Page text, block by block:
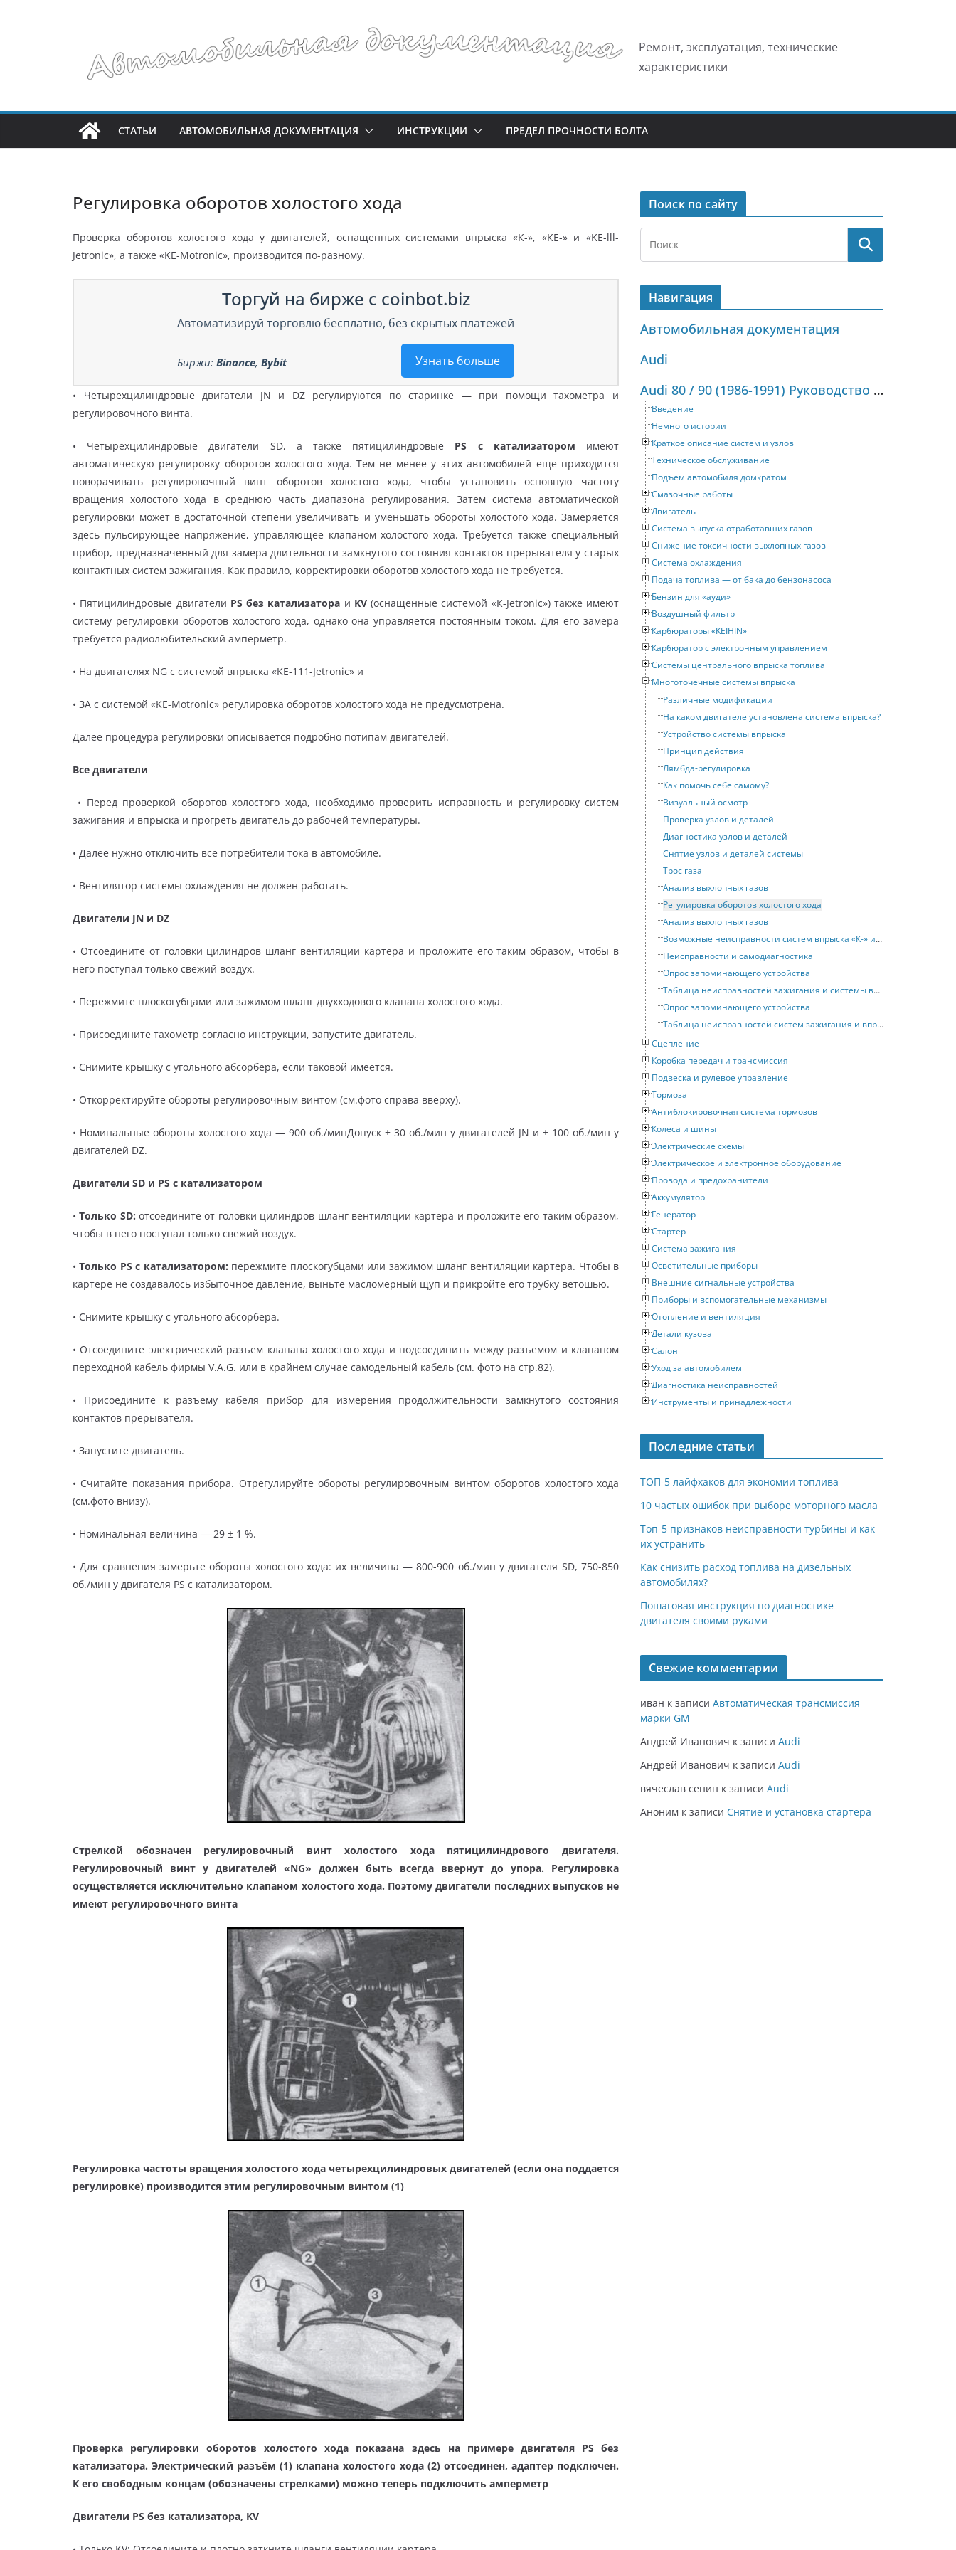
Ремонт, эксплуатация, технические
характеристики
СТАТЬИ АВТОМОБИЛЬНАЯ ДОКУМЕНТАЦИЯ ИНСТРУКЦИИ ПРЕДЕЛ ПРОЧНОСТИ БОЛТА
Регулировка оборотов холостого хода
Проверка оборотов холостого хода у двигателей, оснащенных системами впрыска «К-», «КЕ-» и «KE-lll-
Jetronic», a также «KE-Motronic», производится по-разному.
Торгуй на бирже с coinbot.biz
Автоматизируй торговлю бесплатно, без скрытых платежей
Узнать больше
Биржи: Binance, Bybit
• Четырехцилиндровые двигатели JN и DZ регулируются по старинке — при помощи тахометра и
регулировочного винта.
• Четырехцилиндровые двигатели SD, а также пятицилиндровые PS с катализатором имеют
автоматическую регулировку оборотов холостого хода. Тем не менее у этих автомобилей еще приходится
поворачивать регулировочный винт оборотов холостого хода, чтобы установить основную частоту
вращения холостого хода в среднюю часть диапазона регулирования. Затем система автоматической
регулировки может в достаточной степени увеличивать и уменьшать обороты холостого хода. Замеряется
здесь пульсирующее напряжение, управляющее клапаном холостого хода. Требуется также специальный
прибор, предназначенный для замера длительности замкнутого состояния контактов прерывателя у старых
контактных систем зажигания. Как правило, корректировки оборотов холостого хода не требуется.
• Пятицилиндровые двигатели PS без катализатора и KV (оснащенные системой «К-Jetronic») также имеют
систему регулировки оборотов холостого хода, однако она управляется постоянным током. Для его замера
требуется радиолюбительский амперметр.
• На двигателях NG с системой впрыска «KE-111-Jetronic» и
• ЗА с системой «KE-Motronic» регулировка оборотов холостого хода не предусмотрена.
Далее процедура регулировки описывается подробно потипам двигателей.
Все двигатели
• Перед проверкой оборотов холостого хода, необходимо проверить исправность и регулировку систем
зажигания и впрыска и прогреть двигатель до рабочей температуры.
• Далее нужно отключить все потребители тока в автомобиле.
• Вентилятор системы охлаждения не должен работать.
Двигатели JN и DZ
• Отсоедините от головки цилиндров шланг вентиляции картера и проложите его таким образом, чтобы в
него поступал только свежий воздух.
• Пережмите плоскогубцами или зажимом шланг двухходового клапана холостого хода.
• Присоедините тахометр согласно инструкции, запустите двигатель.
• Снимите крышку с угольного абсорбера, если таковой имеется.
• Откорректируйте обороты регулировочным винтом (см.фото справа вверху).
• Номинальные обороты холостого хода — 900 об./минДопуск ± 30 об./мин у двигателей JN и ± 100 об./мин у
двигателей DZ.
Двигатели SD и PS с катализатором
•Только SD:отсоедините от головки цилиндров шланг вентиляции картера и проложите его таким образом,
чтобы в него поступал только свежий воздух.
•Только PS с катализатором: пережмите плоскогубцами или зажимом шланг вентиляции картера. Чтобы в
картере не создавалось избыточное давление, выньте масломерный щуп и прикройте его трубку ветошью.
• Снимите крышку с угольного абсорбера.
• Отсоедините электрический разъем клапана холостого хода и подсоединить между разъемом и клапаном
переходной кабель фирмы V.A.G. или в крайнем случае самодельный кабель (см. фото на стр.82).
• Присоедините к разъему кабеля прибор для измерения продолжительности замкнутого состояния
контактов прерывателя.
• Запустите двигатель.
• Считайте показания прибора. Отрегулируйте обороты регулировочным винтом оборотов холостого хода
(см.фото внизу).
• Номинальная величина — 29 ± 1 %.
• Для сравнения замерьте обороты холостого хода: их величина — 800-900 об./мин у двигателя SD, 750-850
об./мин у двигателя PS с катализатором.
Стрелкой обозначен регулировочный винт холостого хода пятицилиндрового двигателя.
Регулировочный винт у двигателей «NG» должен быть всегда ввернут до упора. Регулировка
осуществляется исключительно клапаном холостого хода. Поэтому двигатели последних выпусков не
имеют регулировочного винта
Регулировка частоты вращения холостого хода четырехцилиндровых двигателей (если она поддается
регулировке) производится этим регулировочным винтом (1)
Проверка регулировки оборотов холостого хода показана здесь на примере двигателя PS без
катализатора. Электрический разъём (1) клапана холостого хода (2) отсоединен, адаптер подключен.
К его свободным концам (обозначены стрелками) можно теперь подключить амперметр
Двигатели PS без катализатора, KV
Поиск по сайту
Навигация
Автомобильная документация
Audi
Audi 80 / 90 (1986-1991) Руководство по ремонту и техническому обслуживанию
Введение
Немного истории
Краткое описание систем и узлов
Техническое обслуживание
Подъем автомобиля домкратом
Смазочные работы
Двигатель
Система выпуска отработавших газов
Снижение токсичности выхлопных газов
Система охлаждения
Подача топлива — от бака до бензонасоса
Бензин для «ауди»
Воздушный фильтр
Карбюраторы «KEIHIN»
Карбюратор с электронным управлением
Системы центрального впрыска топлива
Многоточечные системы впрыска
Различные модификации
На каком двигателе установлена система впрыска?
Устройство системы впрыска
Принцип действия
Лямбда-регулировка
Как помочь себе самому?
Визуальный осмотр
Проверка узлов и деталей
Диагностика узлов и деталей
Снятие узлов и деталей системы
Трос газа
Анализ выхлопных газов
Регулировка оборотов холостого хода
Анализ выхлопных газов
Возможные неисправности систем впрыска «К-» и «KE-JETRONIC»
Неисправности и самодиагностика
Опрос запоминающего устройства
Таблица неисправностей зажигания и системы впрыска топлива двигателей 3A и AAD
Опрос запоминающего устройства
Таблица неисправностей систем зажигания и впрыска двигателя NG
Сцепление
Коробка передач и трансмиссия
Подвеска и рулевое управление
Тормоза
Антиблокировочная система тормозов
Колеса и шины
Электрические схемы
Электрическое и электронное оборудование
Провода и предохранители
Аккумулятор
Генератор
Стартер
Система зажигания
Осветительные приборы
Внешние сигнальные устройства
Приборы и вспомогательные механизмы
Отопление и вентиляция
Детали кузова
Салон
Уход за автомобилем
Диагностика неисправностей
Инструменты и принадлежности
Последние статьи
ТОП-5 лайфхаков для экономии топлива
10 частых ошибок при выборе моторного масла
Топ-5 признаков неисправности турбины и как
их устранить
Как снизить расход топлива на дизельных
автомобилях?
Пошаговая инструкция по диагностике
двигателя своими руками
Свежие комментарии
иван к записи Автоматическая трансмиссия
марки GM
Андрей Иванович к записи Audi
Андрей Иванович к записи Audi
вячеслав сенин к записи Audi
Аноним к записи Снятие и установка стартера